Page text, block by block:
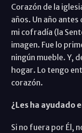
Corazón de la
años. Un año
mi cofradía (la
imagen. Fue lo
ningún mueble. Y,
hogar. Lo tengo
corazón.
¿Les ha ayudado
Si no fuera por Él,